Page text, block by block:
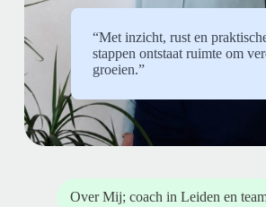
“Met inzicht, rust en
stappen ontstaat ruimte om
groeien.”
Over Mij; coach in Leiden en